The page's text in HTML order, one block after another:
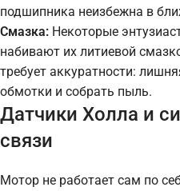
подшипника неизбежна в
Смазка: Некоторые
набивают их литиевой
требует аккуратности:
обмотки и собрать пыль.
Датчики Холла и
связи
Мотор не работает сам по